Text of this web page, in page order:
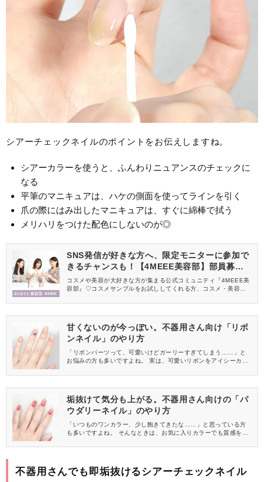
シアーチェックネイルのポイントをお伝えしますね。
シアーカラーを使うと、ふんわりニュアンスのチェックに
なる
平筆のマニキュアは、ハケの側面を使ってラインを引く
爪の際にはみ出したマニキュアは、すぐに綿棒で拭う
メリハリをつけた配色にしないのが◎
SNS発信が好きな方へ、限定モニターに参加で
きるチャンスも！【4MEEE美容部】部員募集
中
コスメや美容が大好きな方が集まる公式コミュニティ『4MEEE美
容部』♡コスメサンプルをお試ししてくれる方、コスメ・美容情報
甘くないのが今っぽい。不器用さん向け「リボ
ンネイル」のやり方
「リボンパーツって、可愛いけどガーリーすぎてしまう……」と
お悩みの方も多いですよね。 実は、可愛いリボンをアイシーカラ
は、不器用さんでも簡単にできるクールな「リボンネイル」のや
垢抜けて気分も上がる。不器用さん向けの「パ
ウダリーネイル」のやり方
「いつものワンカラー、少し飽きてきたな……」と思っている方
も多いですよね。 そんなときは、お気に入りカラーでも質感を変
向けの簡単な「パウダリーネイル」のやり方をご紹介します。
不器用さんでも即垢抜けるシアーチェックネイル